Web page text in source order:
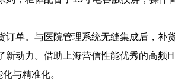
单。与医院管理系统无缝集成后，补
动力。借助上海营信性能优秀的高频
与精准化。